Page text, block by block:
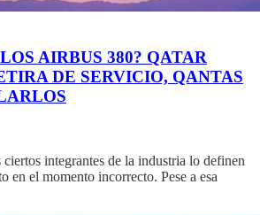
AIRBUS 380? QATAR
DE SERVICIO, QANTAS
integrantes de la industria lo definen
en el momento incorrecto. Pese a esa